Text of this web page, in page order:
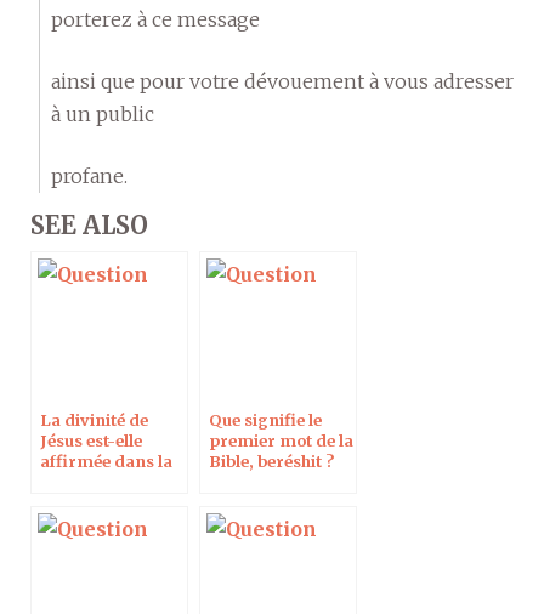
porterez à ce message
ainsi que pour votre dévouement à vous adresser
à un public
profane.
SEE ALSO
La divinité de
Jésus est-elle
affirmée dans la
Que signifie le
premier mot de la
Bible, beréshit ?